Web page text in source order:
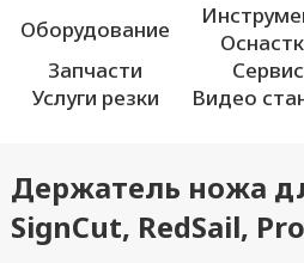
Оборудование
Запчасти
Сервис
Услуги резки
Видео
Держатель ножа
SignCut, RedSail,